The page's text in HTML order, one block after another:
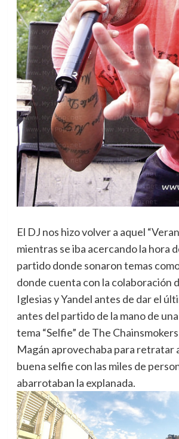
El DJ nos hizo volver a aquel
mientras se iba acercando la hora
partido donde sonaron temas
donde cuenta con la colaboración
Iglesias y Yandel antes de dar el
antes del partido de la mano de
tema “Selfie” de The
Magán aprovechaba para retratar
buena selfie con las miles de
abarrotaban la explanada.